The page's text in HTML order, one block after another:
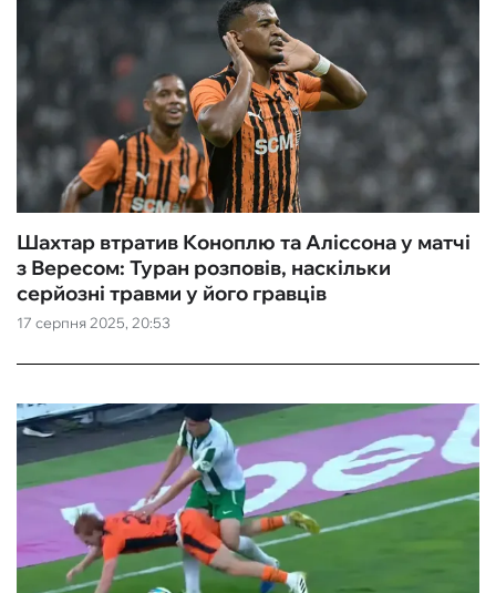
БУКМЕКЕРИ
17 серпня 2025, 20:53
Шахтар втратив Коноплю та Аліссона у матчі
з Вересом: Туран розповів, наскільки
серйозні травми у його гравців